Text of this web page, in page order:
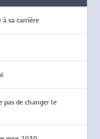
sa carrière
pas de changer le